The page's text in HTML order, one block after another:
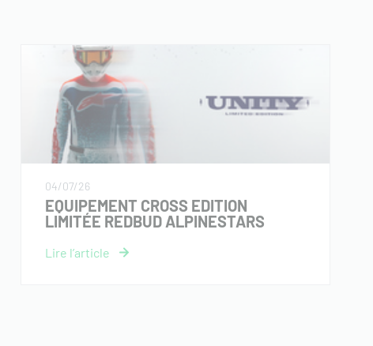
04/07/26
EQUIPEMENT CROSS EDITION
LIMITÉE REDBUD ALPINESTARS